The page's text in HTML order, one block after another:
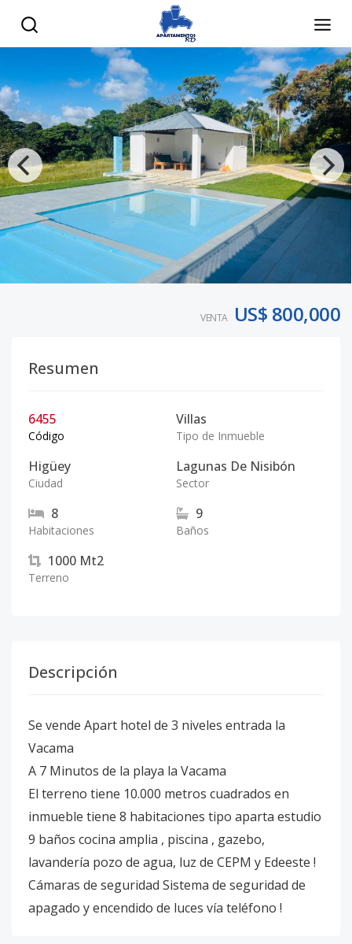
VENTA US$ 800,000
Resumen
6455
Código
Villas
Tipo de Inmueble
Higüey
Ciudad
Lagunas De Nisibón
Sector
8
Habitaciones
9
Baños
1000 Mt2
Terreno
Descripción
Se vende Apart hotel de 3 niveles entrada la
Vacama
A 7 Minutos de la playa la Vacama
El terreno tiene 10.000 metros cuadrados en
inmueble tiene 8 habitaciones tipo aparta estudio
9 baños cocina amplia , piscina , gazebo,
lavandería pozo de agua, luz de CEPM y Edeeste !
Cámaras de seguridad Sistema de seguridad de
apagado y encendido de luces vía teléfono !